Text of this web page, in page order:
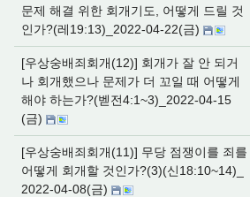
문제 해결 위한 회개기도, 어떻게 드릴 것
인가?(레19:13)_2022-04-22(금)
[우상숭배죄회개(12)] 회개가 잘 안 되거
나 회개했으나 문제가 더 꼬일 때 어떻게
해야 하는가?(벧전4:1~3)_2022-04-15
(금)
[우상숭배죄회개(11)] 무당 점쟁이를 죄를
어떻게 회개할 것인가?(3)(신18:10~14)_
2022-04-08(금)